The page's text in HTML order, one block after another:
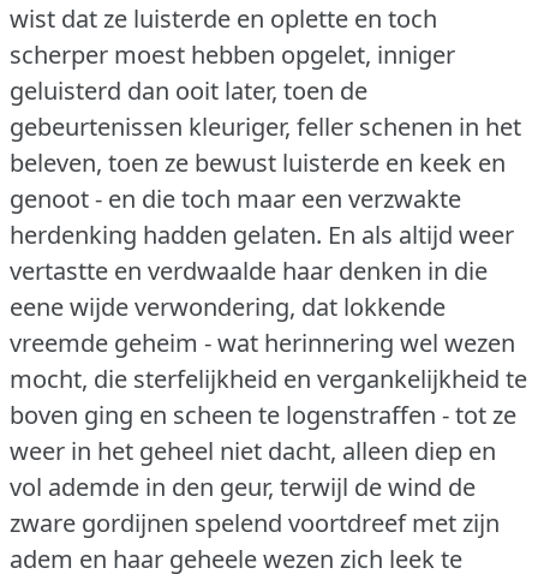
wist dat ze luisterde en oplette en toch
scherper moest hebben opgelet, inniger
geluisterd dan ooit later, toen de
gebeurtenissen kleuriger, feller schenen in het
beleven, toen ze bewust luisterde en keek en
genoot - en die toch maar een verzwakte
herdenking hadden gelaten. En als altijd weer
vertastte en verdwaalde haar denken in die
eene wijde verwondering, dat lokkende
vreemde geheim - wat herinnering wel wezen
mocht, die sterfelijkheid en vergankelijkheid te
boven ging en scheen te logenstraffen - tot ze
weer in het geheel niet dacht, alleen diep en
vol ademde in den geur, terwijl de wind de
zware gordijnen spelend voortdreef met zijn
adem en haar geheele wezen zich leek te